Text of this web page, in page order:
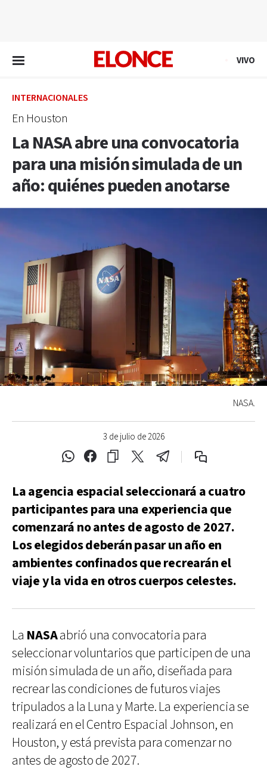
VIVO
INTERNACIONALES
En Houston
La NASA abre una convocatoria
para una misión simulada de un
año: quiénes pueden anotarse
3 de julio de 2026
NASA.
La agencia espacial seleccionará a cuatro
participantes para una experiencia que
comenzará no antes de agosto de 2027.
Los elegidos deberán pasar un año en
ambientes confinados que recrearán el
viaje y la vida en otros cuerpos celestes.
La NASAabrió una convocatoria para
seleccionar voluntarios que participen de una
misión simulada de un año, diseñada para
recrear las condiciones de futuros viajes
tripulados a la Luna y Marte. La experiencia se
realizará en el Centro Espacial Johnson, en
Houston, y está prevista para comenzar no
antes de agosto de 2027.